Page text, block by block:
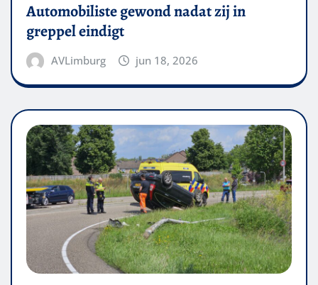
Automobiliste gewond nadat zij in
greppel eindigt
AVLimburg jun 18, 2026